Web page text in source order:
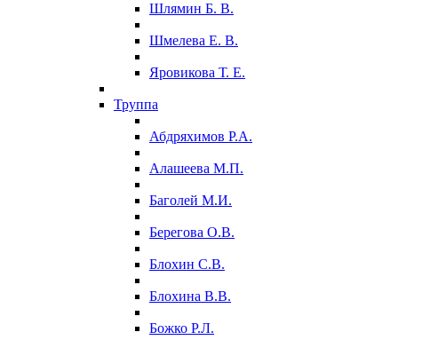
Шлямин Б. В.
Шмелева Е. В.
Яровикова Т. Е.
Труппа
Абдряхимов Р.А.
Алашеева М.П.
Баголей М.И.
Берегова О.В.
Блохин С.В.
Блохина В.В.
Божко Р.Л.